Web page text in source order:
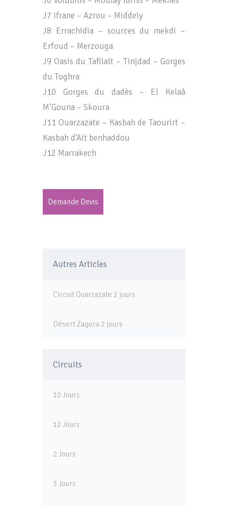
J7 Ifrane – Azrou – Middely
J8 Errachidia – sources du mekdi –
Erfoud – Merzouga
J9 Oasis du Tafilalt – Tinjdad – Gorges
du Toghra
J10 Gorges du dadès – El Kelaâ
M’Gouna – Skoura
J11 Ouarzazate – Kasbah de Taourirt –
Kasbah d’Aït benhaddou
J12 Marrakech
Demande Devis
Autres Articles
Circuit Ouarzazate 2 jours
Désert Zagora 2 jours
Circuits
10 Jours
12 Jours
2 Jours
3 Jours